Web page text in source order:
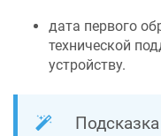
дата первого
технической
устройству.
Подсказка